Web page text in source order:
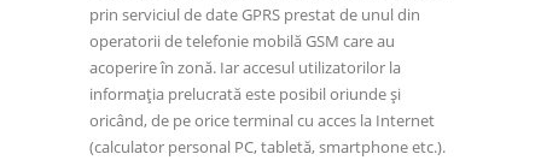
prin serviciul de date GPRS prestat de unul din
operatorii de telefonie mobilă GSM care au
acoperire în zonă. Iar accesul utilizatorilor la
informația prelucrată este posibil oriunde și
oricând, de pe orice terminal cu acces la Internet
(calculator personal PC, tabletă, smartphone etc.).